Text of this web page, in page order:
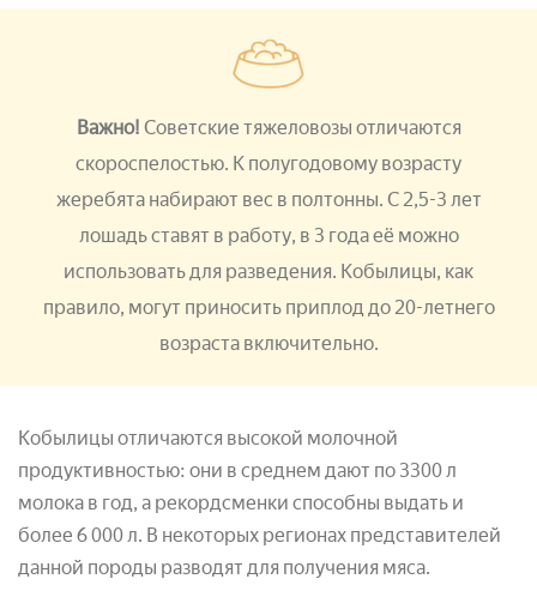
Важно! Советские тяжеловозы отличаются
скороспелостью. К полугодовому возрасту
жеребята набирают вес в полтонны. С 2,5-3 лет
лошадь ставят в работу, в 3 года её можно
использовать для разведения. Кобылицы, как
правило, могут приносить приплод до 20-летнего
возраста включительно.
Кобылицы отличаются высокой молочной
продуктивностью: они в среднем дают по 3300 л
молока в год, а рекордсменки способны выдать и
более 6 000 л. В некоторых регионах представителей
данной породы разводят для получения мяса.